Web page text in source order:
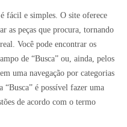
fácil e simples. O site oferece
as peças que procura, tornando
Você pode encontrar os
de “Busca” ou, ainda, pelos
uma navegação por categorias
“Busca” é possível fazer uma
de acordo com o termo